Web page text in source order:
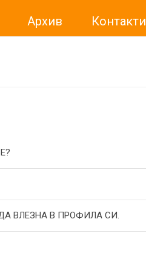
Архив Контакти
ВЛЕЗНА В ПРОФИЛА СИ.